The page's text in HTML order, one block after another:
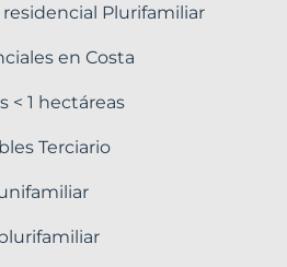
Plurifamiliar
en Costa
< 1 hectáreas
Terciario